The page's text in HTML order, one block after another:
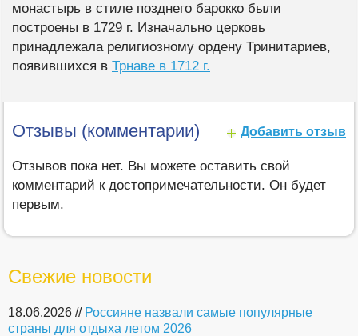
монастырь в стиле позднего барокко были
построены в 1729 г. Изначально церковь
принадлежала религиозному ордену Тринитариев,
появившихся в Трнаве в 1712 г.
Отзывы (комментарии) Добавить отзыв
Отзывов пока нет. Вы можете оставить свой
комментарий к достопримечательности. Он будет
первым.
Свежие новости
18.06.2026 // Россияне назвали самые популярные
страны для отдыха летом 2026